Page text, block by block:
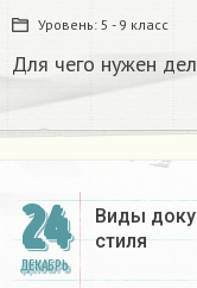
Уровень: 5 - 9 класс
Для чего нужен
24
ДЕКАБРЬ
Виды
стиля